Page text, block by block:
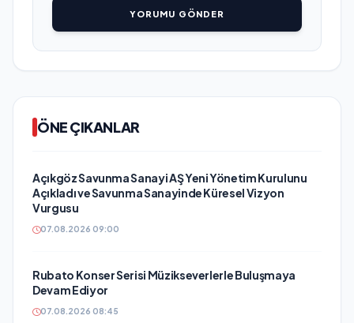
YORUMU GÖNDER
ÖNE ÇIKANLAR
Açıkgöz Savunma Sanayi AŞ Yeni Yönetim Kurulunu
Açıkladı ve Savunma Sanayinde Küresel Vizyon
Vurgusu
07.08.2026 09:00
Rubato Konser Serisi Müzikseverlerle Buluşmaya
Devam Ediyor
07.08.2026 08:45